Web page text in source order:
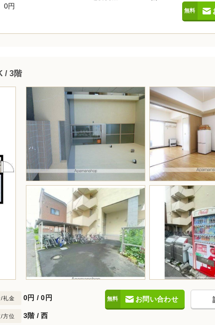
0円
/ 3階
礼金 0円 /0円
方位 3階 / 西
お問い合わせ